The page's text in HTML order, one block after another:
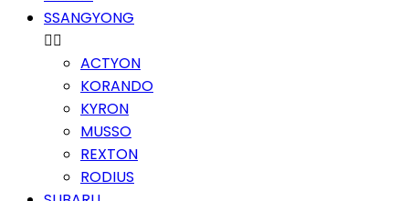
SSANGYONG

ACTYON
KORANDO
KYRON
MUSSO
REXTON
RODIUS